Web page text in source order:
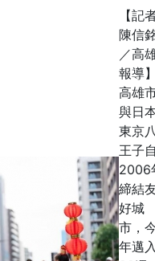
【記
陳信
／高
報導
高雄
與日
東京
王子
2006
締結
好城
市，
年邁